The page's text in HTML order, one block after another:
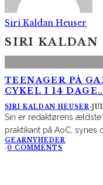
Siri Kaldan Heuser
SIRI KALDAN
TEENAGER PÅ
CYKEL I 14
SIRI KALDAN HEUSER·
Siri er redaktørens
praktikant på AoC, synes
GEARNYHEDER
·0 COMMENTS